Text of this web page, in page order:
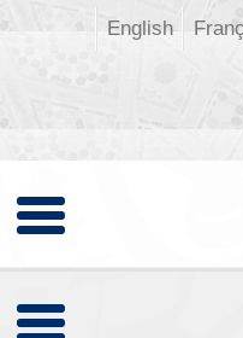
English